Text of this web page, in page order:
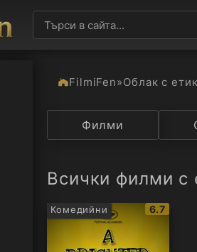
FilmiFen»Облак с
Категория
Филми
Всички филми с
Комедийни
IMDb
6.7